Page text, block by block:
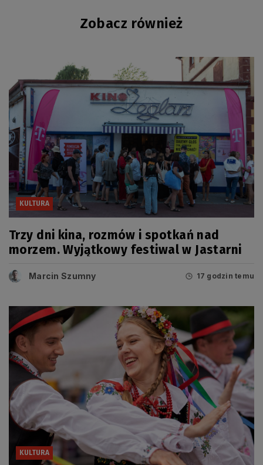
Zobacz również
KULTURA
Trzy dni kina, rozmów i spotkań nad
morzem. Wyjątkowy festiwal w Jastarni
Marcin Szumny 17 godzin temu
KULTURA